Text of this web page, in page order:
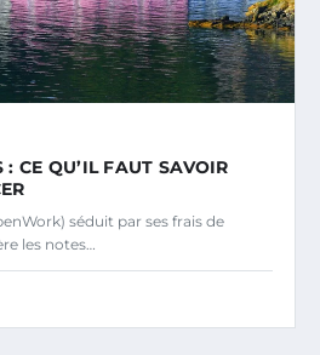
CE QU’IL FAUT SAVOIR
séduit par ses frais de
les notes…